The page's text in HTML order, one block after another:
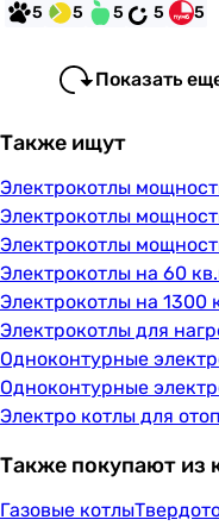
5 5 5 5 5
Показать
Также ищут
Электрокотлы
Электрокотлы
Электрокотлы
Электрокотлы на 60
Электрокотлы на 1300
Электрокотлы для
Одноконтурные
Одноконтурные
Электро котлы для
Также покупают из
Газовые котлы